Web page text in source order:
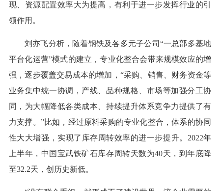
现、资源配置效率大为提高，有利于进一步发挥行业的引
领作用。
刘亦飞分析，随着钢铁及各多元子公司“一总部多基地
平台化运营”模式的建立，专业化整合会带来规模效应的增
强，逐步覆盖交易成本的增加，“采购、销售、财务资金等
业务集中统一协调，产线、品种规格、市场等加强分工协
同，为大幅降低各类成本、持续提升体系竞争力提供了有
力支撑。”比如，经过原料采购的专业化整合，体系的协同
性大大增强，实现了库存周转效率的进一步提升。2022年
上半年，中国宝武铁矿石库存周转天数为40天，到年底降
至32.2天，创历史新低。